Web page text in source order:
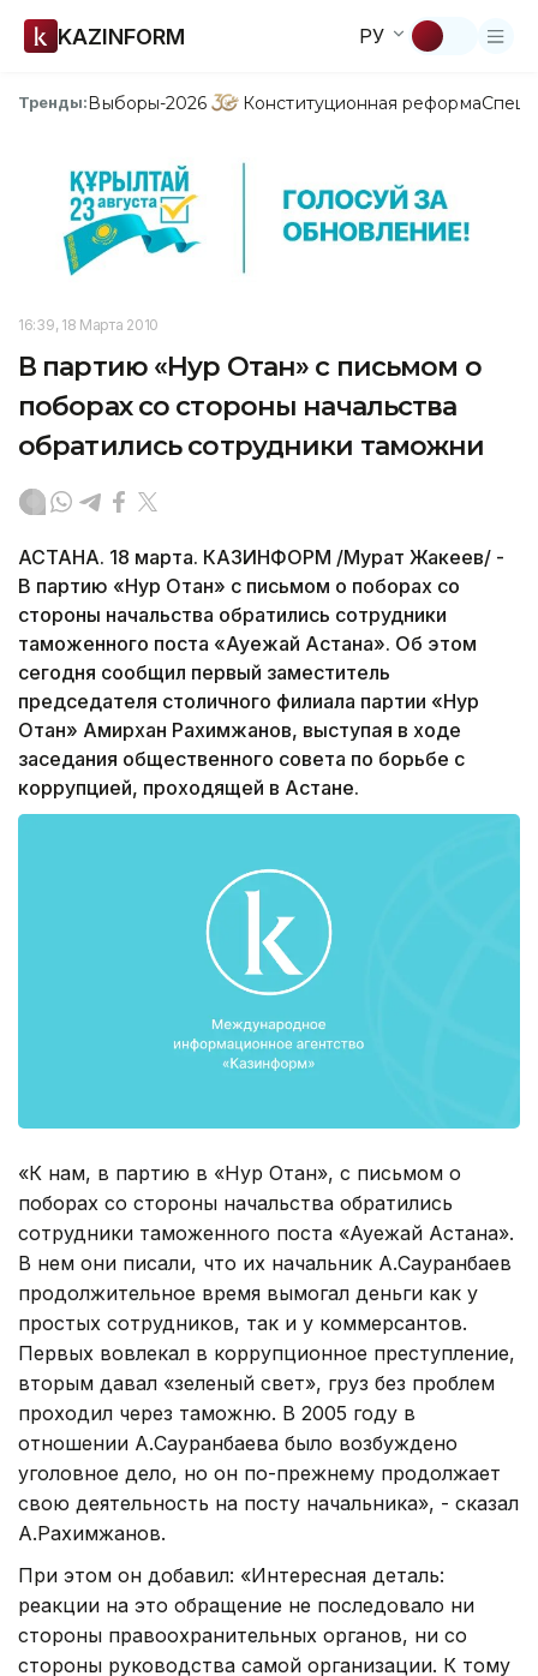
KAZINFORM РУ
Тренды:Выборы-2026 Конституционная реформа
16:39, 18 Марта 2010
В партию «Нур Отан» с письмом о
поборах со стороны начальства
обратились сотрудники таможни
АСТАНА. 18 марта. КАЗИНФОРМ /Мурат Жакеев/ -
В партию «Нур Отан» с письмом о поборах со
стороны начальства обратились сотрудники
таможенного поста «Ауежай Астана». Об этом
сегодня сообщил первый заместитель
председателя столичного филиала партии «Нур
Отан» Амирхан Рахимжанов, выступая в ходе
заседания общественного совета по борьбе с
коррупцией, проходящей в Астане.
«К нам, в партию в «Нур Отан», с письмом о
поборах со стороны начальства обратились
сотрудники таможенного поста «Ауежай Астана».
В нем они писали, что их начальник А.Сауранбаев
продолжительное время вымогал деньги как у
простых сотрудников, так и у коммерсантов.
Первых вовлекал в коррупционное преступление,
вторым давал «зеленый свет», груз без проблем
проходил через таможню. В 2005 году в
отношении А.Сауранбаева было возбуждено
уголовное дело, но он по-прежнему продолжает
свою деятельность на посту начальника», - сказал
А.Рахимжанов.
При этом он добавил: «Интересная деталь:
реакции на это обращение не последовало ни
стороны правоохранительных органов, ни со
стороны руководства самой организации. К тому